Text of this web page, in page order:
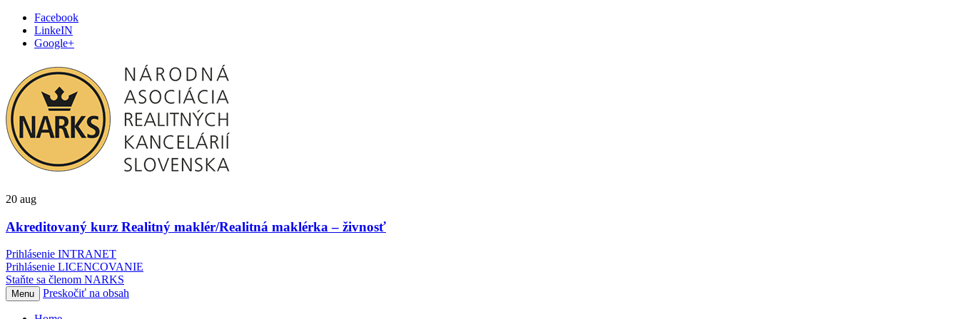
Facebook
LinkeIN
Google+
20 aug
Akreditovaný kurz Realitný maklér/Realitná maklérka – živnosť
Prihlásenie INTRANET
Prihlásenie LICENCOVANIE
Staňte sa členom NARKS
Menu Preskočiť na obsah